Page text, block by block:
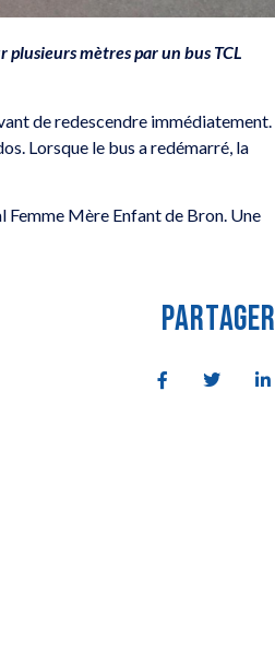
mètres par un bus TCL
de redescendre immédiatement.
Lorsque le bus a redémarré, la
Femme Mère Enfant de Bron. Une
PARTAGER